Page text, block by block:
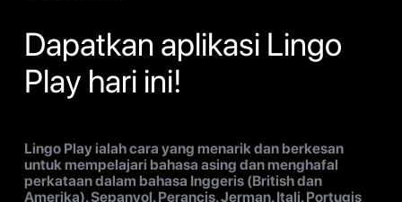
Dapatkan aplikasi Lingo
Play hari ini!
Lingo Play ialah cara yang menarik dan berkesan
untuk mempelajari bahasa asing dan menghafal
perkataan dalam bahasa Inggeris (British dan
Amerika), Sepanyol, Perancis, Jerman, Itali, Portugis